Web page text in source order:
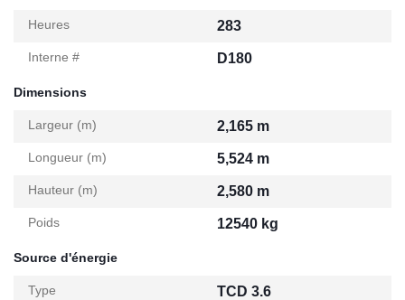
Heures 283
Interne # D180
Dimensions
Largeur (m) 2,165 m
Longueur (m) 5,524 m
Hauteur (m) 2,580 m
Poids 12540 kg
Source d'énergie
Type TCD 3.6